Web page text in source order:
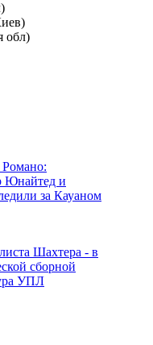
обл)
Юнайтед и
за Кауаном
Шахтера - в
сборной
УПЛ